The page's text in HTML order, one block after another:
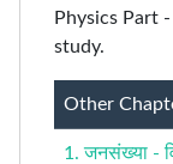
Physics Part
study.
Other
1. जनसंख्या -